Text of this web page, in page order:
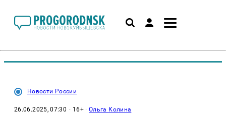
Новости России
26.06.2025, 07:30 · 16+ ·Ольга Колина